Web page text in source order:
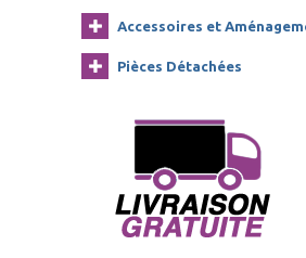
Accessoires et
Pièces Détachées